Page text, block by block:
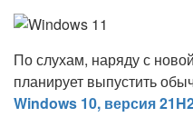
По слухам, наряду с
планирует выпустить
Windows 10, версия